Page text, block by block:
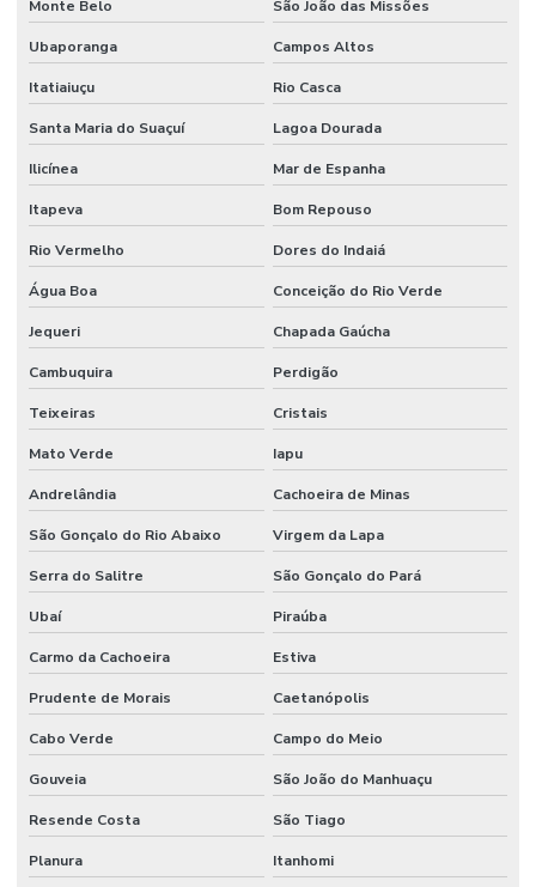
Monte Belo São João das Missões
Ubaporanga Campos Altos
Itatiaiuçu Rio Casca
Santa Maria do Suaçuí Lagoa Dourada
Ilicínea Mar de Espanha
Itapeva Bom Repouso
Rio Vermelho Dores do Indaiá
Água Boa Conceição do Rio Verde
Jequeri Chapada Gaúcha
Cambuquira Perdigão
Teixeiras Cristais
Mato Verde Iapu
Andrelândia Cachoeira de Minas
São Gonçalo do Rio Abaixo Virgem da Lapa
Serra do Salitre São Gonçalo do Pará
Ubaí Piraúba
Carmo da Cachoeira Estiva
Prudente de Morais Caetanópolis
Cabo Verde Campo do Meio
Gouveia São João do Manhuaçu
Resende Costa São Tiago
Planura Itanhomi